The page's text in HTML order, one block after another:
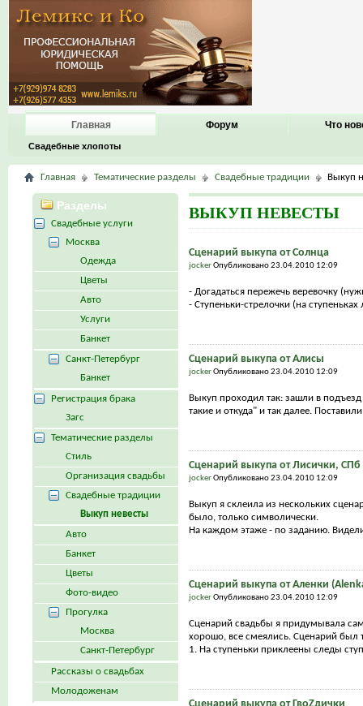
Главная
Свадебные хлопоты
Форум Что
Главная Тематические разделы Свадебные традиции Выкуп
ВЫКУП НЕВЕСТЫ
Сценарий выкупа от Солнца
jockerОпубликовано 23.04.2010 12:09
- Догадаться пережечь веревочку
- Ступеньки-стрелочки (на
Сценарий выкупа от Алисы
jockerОпубликовано 23.04.2010 12:09
Bыкуп проходил так: зашли в подъезд
такие и откуда" и так далее.
Сценарий выкупа от Лисички, СПб
jockerОпубликовано 23.04.2010 12:09
Выкуп я склеила из нескольких
было, только символически.
На каждом этаже - по заданию.
Сценарий выкупа от Аленки
jockerОпубликовано 23.04.2010 12:09
Сценарий свадьбы я придумывала
хорошо, все смеялись. Сценарий был
1. На ступеньки приклеены следы
Сценарий выкупа от ГвоZдички
Разделы
Свадебные услуги
Москва
Одежда
Цветы
Авто
Услуги
Банкет
Санкт-Петербург
Банкет
Регистрация брака
Загс
Тематические разделы
Стиль
Организация свадьбы
Свадебные традиции
Выкуп невесты
Авто
Банкет
Цветы
Фото-видео
Прогулка
Москва
Санкт-Петербург
Рассказы о свадьбах
Молодоженам